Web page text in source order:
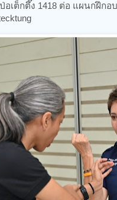
เต็กตึ๊ง 1418 ต่อ แผนกฝึก